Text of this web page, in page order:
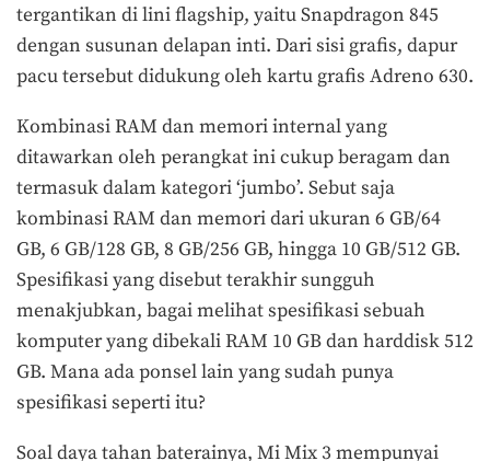
tergantikan di lini flagship, yaitu Snapdragon 845
dengan susunan delapan inti. Dari sisi grafis, dapur
pacu tersebut didukung oleh kartu grafis Adreno 630.
Kombinasi RAM dan memori internal yang
ditawarkan oleh perangkat ini cukup beragam dan
termasuk dalam kategori ‘jumbo’. Sebut saja
kombinasi RAM dan memori dari ukuran 6 GB/64
GB, 6 GB/128 GB, 8 GB/256 GB, hingga 10 GB/512 GB.
Spesifikasi yang disebut terakhir sungguh
menakjubkan, bagai melihat spesifikasi sebuah
komputer yang dibekali RAM 10 GB dan harddisk 512
GB. Mana ada ponsel lain yang sudah punya
spesifikasi seperti itu?
Soal daya tahan baterainya, Mi Mix 3 mempunyai